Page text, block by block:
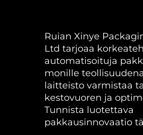
Ruian Xinye
Ltd tarjoaa
automatisoituja
monille
laitteisto varmistaa
kestovuoren ja
Tunnista luotettava
pakkausinnovaatio